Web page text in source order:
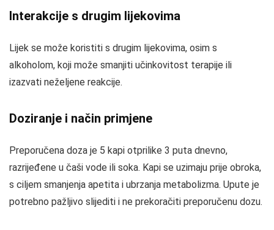
Interakcije s drugim lijekovima
Lijek se može koristiti s drugim lijekovima, osim s
alkoholom, koji može smanjiti učinkovitost terapije ili
izazvati neželjene reakcije.
Doziranje i način primjene
Preporučena doza je 5 kapi otprilike 3 puta dnevno,
razrijeđene u čaši vode ili soka. Kapi se uzimaju prije obroka,
s ciljem smanjenja apetita i ubrzanja metabolizma. Upute je
potrebno pažljivo slijediti i ne prekoračiti preporučenu dozu.